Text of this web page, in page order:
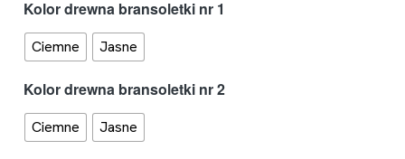
Kolor drewna bransoletki nr 1
Ciemne Jasne
Kolor drewna bransoletki nr 2
Ciemne Jasne